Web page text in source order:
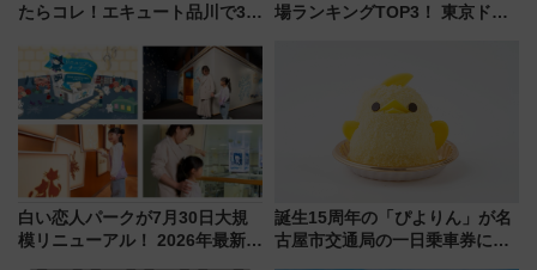
たらコレ！エキュート品川で3年
産スイーツとは？
場ランキングTOP3！ 東京ドー
場に何を求める？
白い恋人パークが7月30日大規
模リニューアル！ 2026年最新の
誕生15周年の「ぴよりん」が名
古屋市交通局の一日乗車券に！